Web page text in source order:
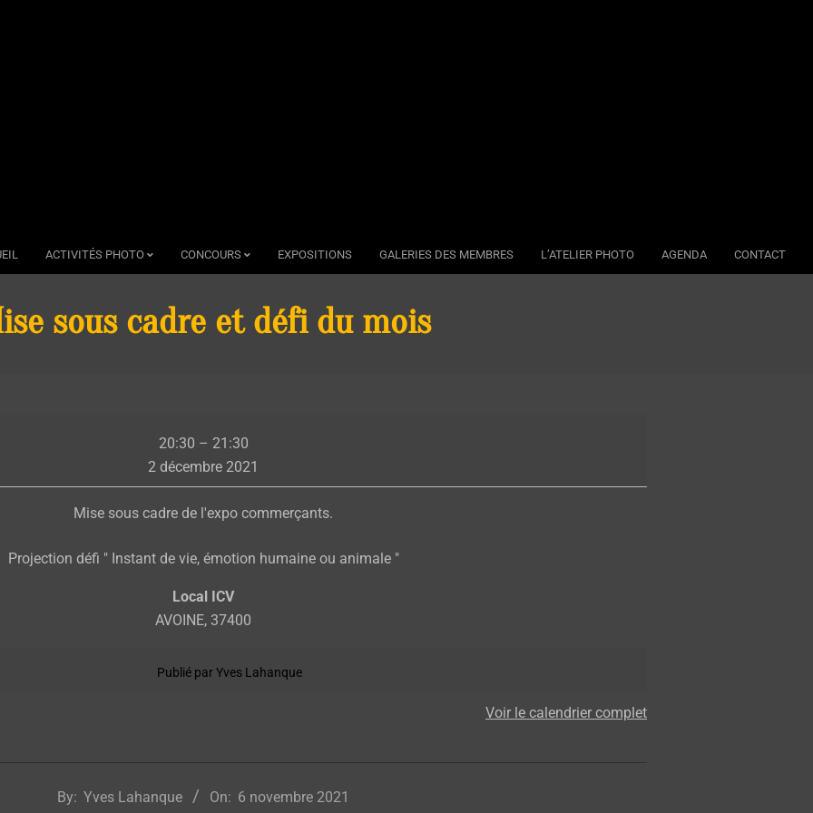
ACTIVITÉS PHOTO CONCOURS EXPOSITIONS GALERIES DES MEMBRES L’ATELIER PHOTO AGENDA CONTACT
sous cadre et défi du mois
sous
cadre
défi
mois
20:30 – 21:30
2 décembre 2021
Mise sous cadre de l'expo commerçants.
Projection défi " Instant de vie, émotion humaine ou animale "
Local ICV
AVOINE, 37400
Publié par Yves Lahanque
Voir le calendrier complet
By: Yves Lahanque On: 6 novembre 2021